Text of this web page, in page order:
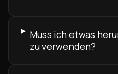
Muss ich etwas
zu verwenden?